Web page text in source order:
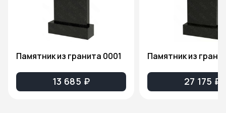
Памятник из гранита 0001
13 685 ₽ 27 175 ₽